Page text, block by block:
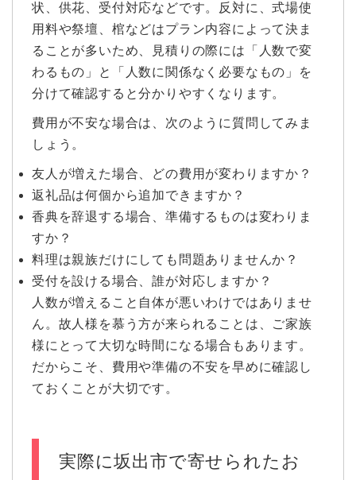
状、供花、受付対応などです。反対に、式場使
用料や祭壇、棺などはプラン内容によって決ま
ることが多いため、見積りの際には「人数で変
わるもの」と「人数に関係なく必要なもの」を
分けて確認すると分かりやすくなります。
費用が不安な場合は、次のように質問してみま
しょう。
友人が増えた場合、どの費用が変わりますか？
返礼品は何個から追加できますか？
香典を辞退する場合、準備するものは変わりま
すか？
料理は親族だけにしても問題ありませんか？
受付を設ける場合、誰が対応しますか？
人数が増えること自体が悪いわけではありませ
ん。故人様を慕う方が来られることは、ご家族
様にとって大切な時間になる場合もあります。
だからこそ、費用や準備の不安を早めに確認し
ておくことが大切です。
実際に坂出市で寄せられたお